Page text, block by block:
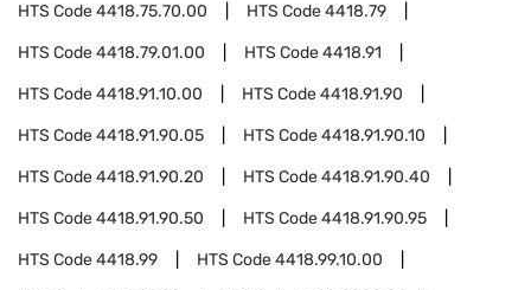
HTS Code4418.75.70.00 HTS Code4418.79
HTS Code4418.79.01.00 HTS Code4418.91
HTS Code4418.91.10.00 HTS Code4418.91.90
HTS Code4418.91.90.05 HTS Code4418.91.90.10
HTS Code4418.91.90.20 HTS Code4418.91.90.40
HTS Code4418.91.90.50 HTS Code4418.91.90.95
HTS Code4418.99 HTS Code4418.99.10.00